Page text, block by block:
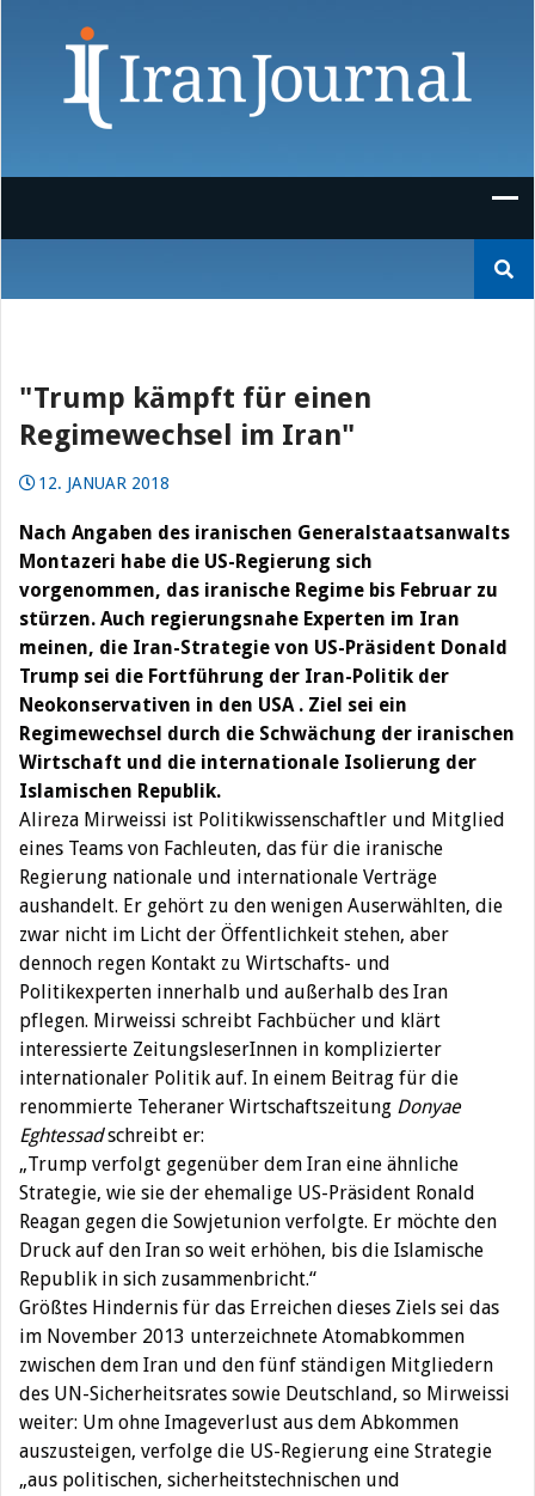
nach:
"Trump kämpft für einen
Regimewechsel im Iran"
12. JANUAR 2018
Nach Angaben des iranischen Generalstaatsanwalts
Montazeri habe die US-Regierung sich
vorgenommen, das iranische Regime bis Februar zu
stürzen. Auch regierungsnahe Experten im Iran
meinen, die Iran-Strategie von US-Präsident Donald
Trump sei die Fortführung der Iran-Politik der
Neokonservativen in den USA . Ziel sei ein
Regimewechsel durch die Schwächung der iranischen
Wirtschaft und die internationale Isolierung der
Islamischen Republik.
Alireza Mirweissi ist Politikwissenschaftler und Mitglied
eines Teams von Fachleuten, das für die iranische
Regierung nationale und internationale Verträge
aushandelt. Er gehört zu den wenigen Auserwählten, die
zwar nicht im Licht der Öffentlichkeit stehen, aber
dennoch regen Kontakt zu Wirtschafts- und
Politikexperten innerhalb und außerhalb des Iran
pflegen. Mirweissi schreibt Fachbücher und klärt
interessierte ZeitungsleserInnen in komplizierter
internationaler Politik auf. In einem Beitrag für die
renommierte Teheraner Wirtschaftszeitung Donyae
Eghtessadschreibt er:
„Trump verfolgt gegenüber dem Iran eine ähnliche
Strategie, wie sie der ehemalige US-Präsident Ronald
Reagan gegen die Sowjetunion verfolgte. Er möchte den
Druck auf den Iran so weit erhöhen, bis die Islamische
Republik in sich zusammenbricht.“
Größtes Hindernis für das Erreichen dieses Ziels sei das
im November 2013 unterzeichnete Atomabkommen
zwischen dem Iran und den fünf ständigen Mitgliedern
des UN-Sicherheitsrates sowie Deutschland, so Mirweissi
weiter: Um ohne Imageverlust aus dem Abkommen
auszusteigen, verfolge die US-Regierung eine Strategie
„aus politischen, sicherheitstechnischen und